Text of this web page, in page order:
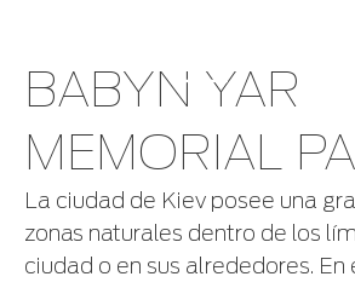
BABYN YAR
MEMORIAL
La ciudad de Kiev posee una
zonas naturales dentro de los
ciudad o en sus alrededores. En